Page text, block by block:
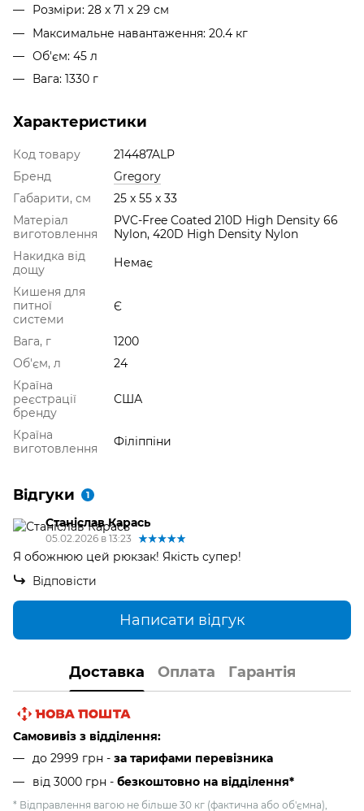
Розміри: 28 x 71 x 29 см
Максимальне навантаження: 20.4 кг
Об'єм: 45 л
Вага: 1330 г
Характеристики
Код товару
214487ALP
Бренд
Gregory
Габарити, см
25 x 55 x 33
Матеріал
виготовлення
PVC-Free Coated 210D High Density 66
Nylon, 420D High Density Nylon
Накидка від
дощу
Немає
Кишеня для
питної
системи
Є
Вага, г
1200
Об'єм, л
24
Країна
реєстрації
бренду
США
Країна
виготовлення
Філіппіни
Відгуки 1
Станіслав Карась
05.02.2026 в 13:23
Я обожнюю цей рюкзак! Якість супер!
Відповісти
Написати відгук
Доставка Оплата Гарантія
Самовивіз з відділення:
до 2999 грн - за тарифами перевізника
від 3000 грн - безкоштовно на відділення*
* Відправлення вагою не більше 30 кг (фактична або об'ємна),